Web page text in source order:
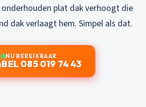
plat dak verhoogt die
dak verlaagt hem. Simpel als dat.
NU BEREIKBAAR
BEL 085 019 74 43